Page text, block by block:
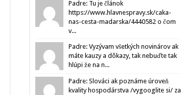
Padre: Tu je článok
https://www.hlavnespravy.sk/caka-
nas-cesta-madarska/4440582 o čom
v...
Padre: Vyzývam všetkých novinárov ak
máte kauzy a dôkazy, tak nebuďte tak
hlúpi že na n...
Padre: Slováci ak poznáme úroveň
kvality hospodárstva /vygooglite si/ za